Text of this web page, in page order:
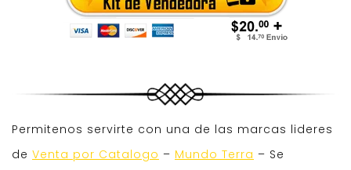
Permitenos servirte con una de las marcas lideres
de Venta por Catalogo – Mundo Terra – Se